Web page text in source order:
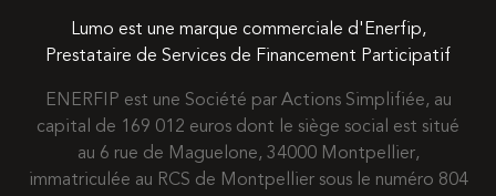
Lumo est une marque commerciale d'Enerfip,
Prestataire de Services de Financement Participatif
ENERFIP est une Société par Actions Simplifiée, au
capital de 169 012 euros dont le siège social est situé
au 6 rue de Maguelone, 34000 Montpellier,
immatriculée au RCS de Montpellier sous le numéro 804